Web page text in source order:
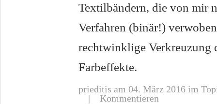
Textilbändern, die von mir
Verfahren (binär!)
rechtwinklige Verkreuzung
Farbeffekte.
prieditis am 04. März 2016 im
| Kommentieren